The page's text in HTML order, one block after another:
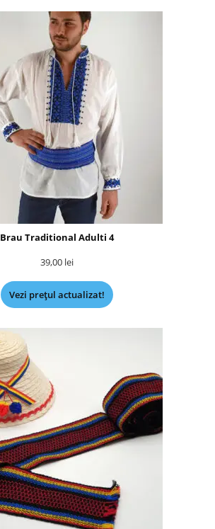
Brau Traditional Adulti 4
39,00 lei
Vezi prețul actualizat!